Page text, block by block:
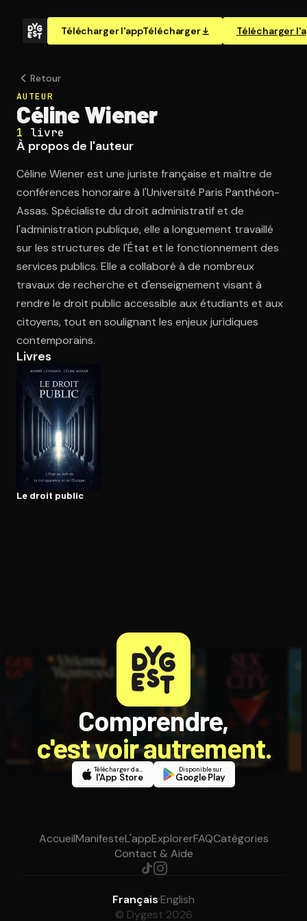
Télécharger l'appTélécharger Télécharger
Retour
AUTEUR
Céline Wiener
1 livre
À propos de l'auteur
Céline Wiener est une juriste française et maître de
conférences honoraire à l'Université Paris Panthéon-
Assas. Spécialiste du droit administratif et de
l'administration publique, elle a longuement travaillé
sur les structures de l'État et le fonctionnement des
services publics. Elle a collaboré à de nombreux
travaux de recherche et d'enseignement visant à
rendre le droit public accessible aux étudiants et aux
citoyens, tout en soulignant les enjeux juridiques
contemporains.
Livres
Le droit public
Comprendre,
c'est voir autrement.
Télécharger dans
l'App Store
Disponible sur
Google Play
AccueilManifesteL'appExplorerFAQCatégories
Contact & Aide
Français·English
© Dygest 2026